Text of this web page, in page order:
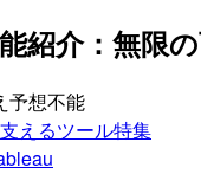
紹介：無限
予想不能
えるツール特集